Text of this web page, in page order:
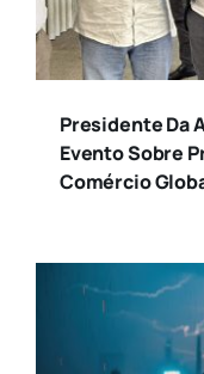
Presidente Da
Evento Sobre
Comércio